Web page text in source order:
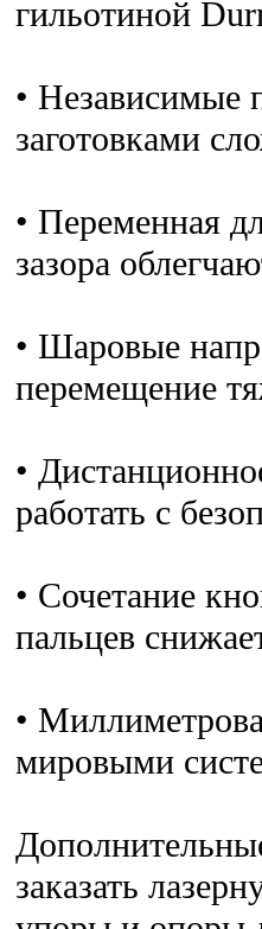
гильотиной
• Независимые
заготовками
• Переменная
зазора
• Шаровые
перемещение
•
работать с
• Сочетание
пальцев
•
мировыми
заказать